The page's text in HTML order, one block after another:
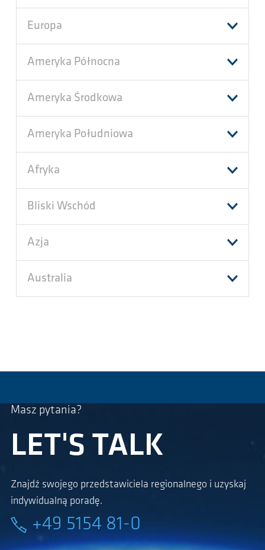
Europa
Ameryka Północna
Ameryka Środkowa
Ameryka Południowa
Afryka
Bliski Wschód
Azja
Australia
Masz pytania?
LET'S TALK
Znajdź swojego przedstawiciela regionalnego i uzyskaj
indywidualną poradę.
+49 5154 81-0